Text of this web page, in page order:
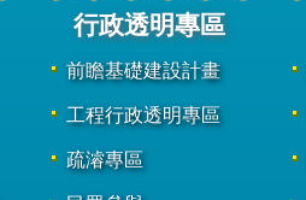
行政透明專區
前瞻基礎建設計畫
工程行政透明專區
疏濬專區